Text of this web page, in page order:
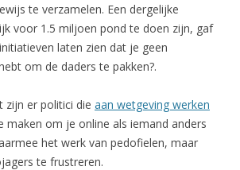
te verzamelen. Een dergelijke
voor 1.5 miljoen pond te doen zijn, gaf
laten zien dat je geen
om de daders te pakken?.
zijn er politici die aan wetgeving werken
maken om je online als iemand anders
het werk van pedofielen, maar
te frustreren.